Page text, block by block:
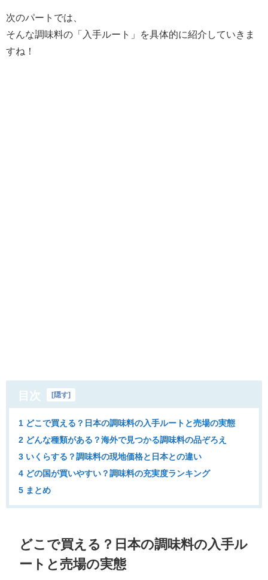
次のパートでは、
そんな調味料の「入手ルート」を具体的に紹介していきま
すね！
目次 隠す
1 どこで買える？日本の調味料の入手ルートと売場の実態
2 どんな種類がある？海外で見つかる調味料の品ぞろえ
3 いくらする？調味料の現地価格と日本との違い
4 どの国が買いやすい？調味料の充実度ランキング
5 まとめ
どこで買える？日本の調味料の入手ル
ートと売場の実態